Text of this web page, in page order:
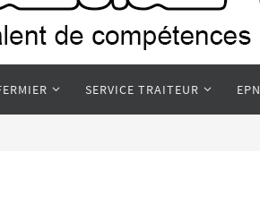
SERVICE TRAITEUR EPN